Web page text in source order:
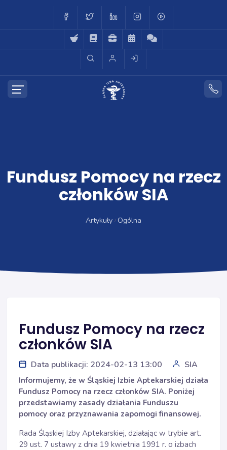
Fundusz Pomocy na rzecz
członków SIA
Artykuły Ogólna
Fundusz Pomocy na rzecz
członków SIA
Data publikacji: 2024-02-13 13:00 SIA
Informujemy, że w Śląskiej Izbie Aptekarskiej działa
Fundusz Pomocy na rzecz członków SIA. Poniżej
przedstawiamy zasady działania Funduszu
pomocy oraz przyznawania zapomogi finansowej.
Rada Śląskiej Izby Aptekarskiej, działając w trybie art.
29 ust. 7 ustawy z dnia 19 kwietnia 1991 r. o izbach